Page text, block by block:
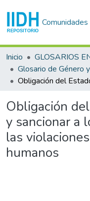
Comunidades
Inicio
Obligación
y sancionar a
las
humanos